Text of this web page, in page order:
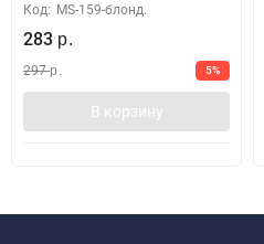
Код: MS-159-блонд.
283 р.
297 р. 5%
В корзину